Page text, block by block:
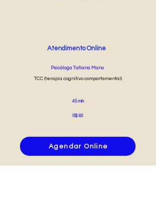
Atendimento Online
Psicóloga Tatiana Mano
TCC (terapia cognitivo comportamental)
45 min
R$ 60
Agendar Online